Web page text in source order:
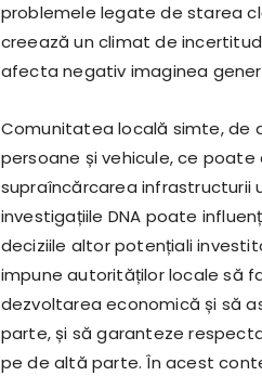
problemele legate de starea
creează un climat de
afecta negativ imaginea
Comunitatea locală simte, de
persoane și vehicule, ce
supraîncărcarea infrastructurii
investigațiile DNA poate
deciziile altor potențiali
impune autorităților locale să
dezvoltarea economică și să
parte, și să garanteze
pe de altă parte. În acest